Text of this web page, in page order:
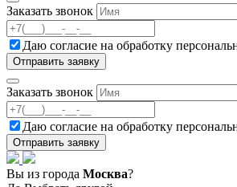
Заказать звонок
Даю согласие на обработку
Заказать звонок
Даю согласие на обработку
Вы из города Москва?